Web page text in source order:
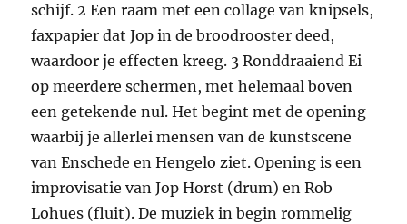
schijf. 2 Een raam met een collage van knipsels,
faxpapier dat Jop in de broodrooster deed,
waardoor je effecten kreeg. 3 Ronddraaiend Ei
op meerdere schermen, met helemaal boven
een getekende nul. Het begint met de opening
waarbij je allerlei mensen van de kunstscene
van Enschede en Hengelo ziet. Opening is een
improvisatie van Jop Horst (drum) en Rob
Lohues (fluit). De muziek in begin rommelig